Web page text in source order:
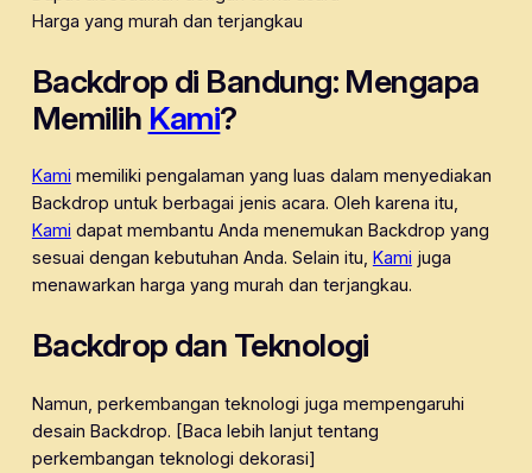
Harga yang murah dan terjangkau
Backdrop di Bandung: Mengapa
Memilih Kami?
Kami memiliki pengalaman yang luas dalam menyediakan
Backdrop untuk berbagai jenis acara. Oleh karena itu,
Kami dapat membantu Anda menemukan Backdrop yang
sesuai dengan kebutuhan Anda. Selain itu, Kami juga
menawarkan harga yang murah dan terjangkau.
Backdrop dan Teknologi
Namun, perkembangan teknologi juga mempengaruhi
desain Backdrop. [Baca lebih lanjut tentang
perkembangan teknologi dekorasi]